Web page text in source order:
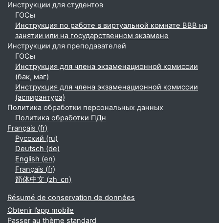
Инструкции для студентов
ГОСы
Инструкция по работе в виртуальной комнате BBB на
занятии или на государственном экзамене
Инструкции для преподавателей
ГОСы
Инструкция для члена экзаменационной комиссии
(бак, маг)
Инструкция для члена экзаменационной комиссии
(аспирантура)
Политика обработки персональных данных
Политика обработки ПДн
Français ‎(fr)‎
Русский ‎(ru)‎
Deutsch ‎(de)‎
English ‎(en)‎
Français ‎(fr)‎
简体中文 ‎(zh_cn)‎
Résumé de conservation de données
Obtenir l’app mobile
Passer au thème standard